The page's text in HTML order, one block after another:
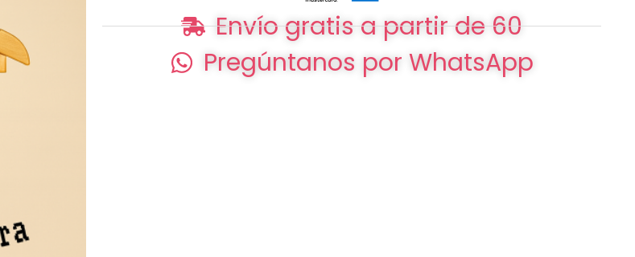
Envío gratis a partir de 60
Pregúntanos por WhatsApp